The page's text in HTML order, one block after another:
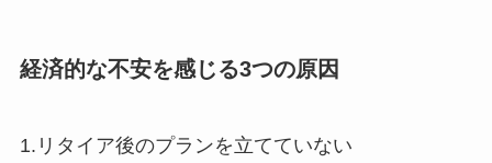
経済的な不安を感じる3つの原因
1.リタイア後のプランを立てていない